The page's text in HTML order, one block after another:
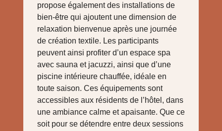
propose également des installations de
bien-être qui ajoutent une dimension de
relaxation bienvenue après une journée
de création textile. Les participants
peuvent ainsi profiter d’un espace spa
avec sauna et jacuzzi, ainsi que d’une
piscine intérieure chauffée, idéale en
toute saison. Ces équipements sont
accessibles aux résidents de l’hôtel, dans
une ambiance calme et apaisante. Que ce
soit pour se détendre entre deux sessions